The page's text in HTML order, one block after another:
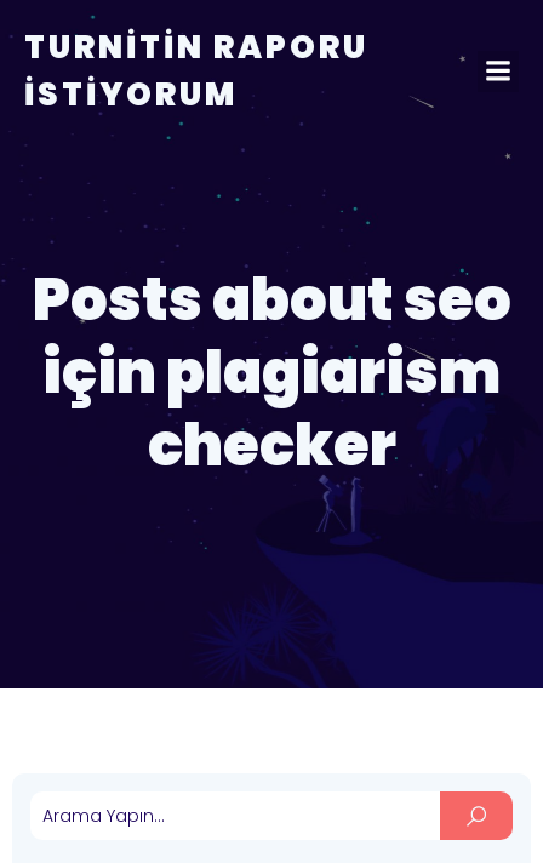
TURNITIN RAPORU
İSTIYORUM
Posts about seo
için plagiarism
checker